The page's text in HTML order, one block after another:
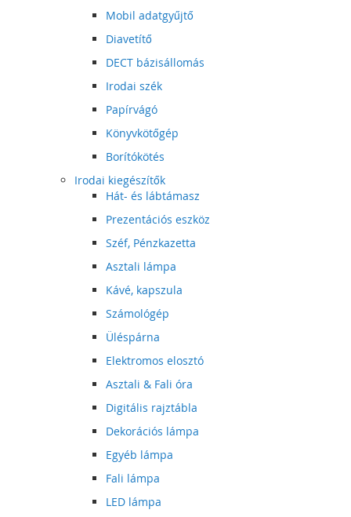
Mobil adatgyűjtő
Diavetítő
DECT bázisállomás
Irodai szék
Papírvágó
Könyvkötőgép
Borítókötés
Irodai kiegészítők
Hát- és lábtámasz
Prezentációs eszköz
Széf, Pénzkazetta
Asztali lámpa
Kávé, kapszula
Számológép
Üléspárna
Elektromos elosztó
Asztali & Fali óra
Digitális rajztábla
Dekorációs lámpa
Egyéb lámpa
Fali lámpa
LED lámpa